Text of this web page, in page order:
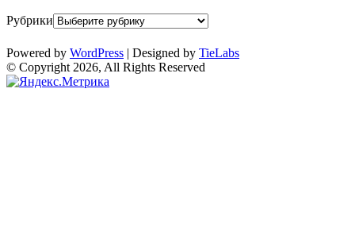
Рубрики
Powered by WordPress | Designed by TieLabs
© Copyright 2026, All Rights Reserved